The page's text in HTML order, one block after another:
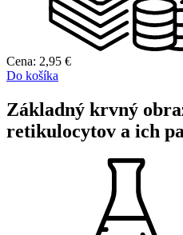
Cena: 2,95 €
Do košíka
Základný krvný
retikulocytov a ich